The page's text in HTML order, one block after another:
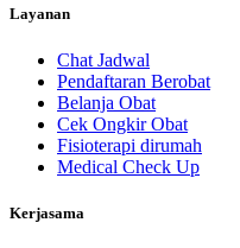
Layanan
Chat Jadwal
Pendaftaran Berobat
Belanja Obat
Cek Ongkir Obat
Fisioterapi dirumah
Medical Check Up
Kerjasama